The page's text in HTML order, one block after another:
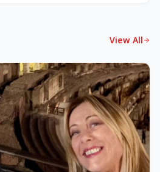
View All